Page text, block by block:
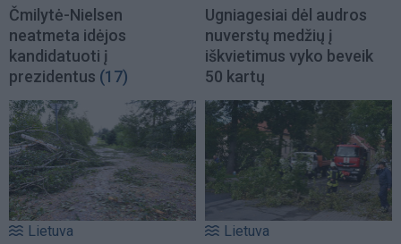
Čmilytė-Nielsen
neatmeta idėjos
kandidatuoti į
prezidentus (17)
Ugniagesiai dėl audros
nuverstų medžių į
iškvietimus vyko beveik
50 kartų
Lietuva Lietuva